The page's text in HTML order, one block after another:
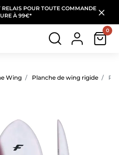
POUR TOUTE COMMANDE
À 99€*
0
Wing Planche de wing rigide